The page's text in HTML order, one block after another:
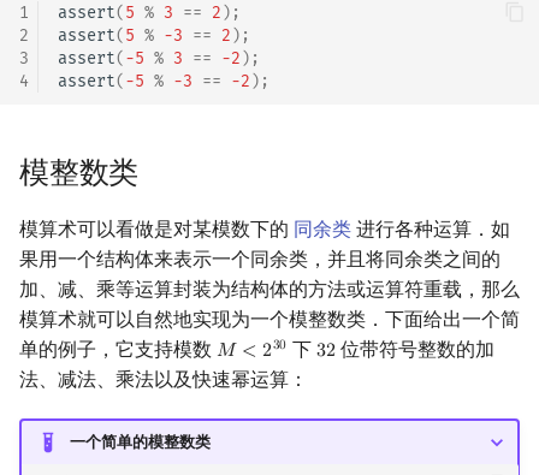
其它 DP 方法
Manacher
序列自动机
最小表示法
Lyndon 分解
Main–Lorentz 算法
指数生成函数
跳表
树套树
K-D Tree
动态树
析合树
PQ 树
手指树
2-SAT
哈密顿图
二分图
平面图
弦图
图的着色
网络流
15-puzzle
珂朵莉树/颜色段均摊
空间优化简介
1
2
3
4
assert(5 % 3 == 2);
assert(5 % -3 == 2);
assert(-5 % 3 == -2);
assert(-5 % -3 == -2);
模整数类
模算术可以看做是对某模数下的 同余类 进行各种运算．如
果用一个结构体来表示一个同余类，并且将同余类之间的
加、减、乘等运算封装为结构体的方法或运算符重载，那么
模算术就可以自然地实现为一个模整数类．下面给出一个简
单的例子，它支持模数 𝑀 < 230
M< 230 下 32
32位带符号整数的加
法、减法、乘法以及快速幂运算：
一个简单的模整数类